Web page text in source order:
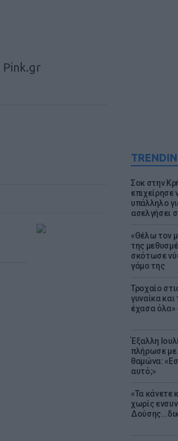
Σοκ στην
επιχείρησε
υπάλληλο
ασελγήσει
«Θέλω τον
της
σκότωσε
γάμο της
Τροχαίο
γυναίκα και
έχασα όλα»
Έξαλλη
πλήρωσε με
θαμώνα:
αυτό;»
«Τα κάνετε
χωρίς
Pink.gr